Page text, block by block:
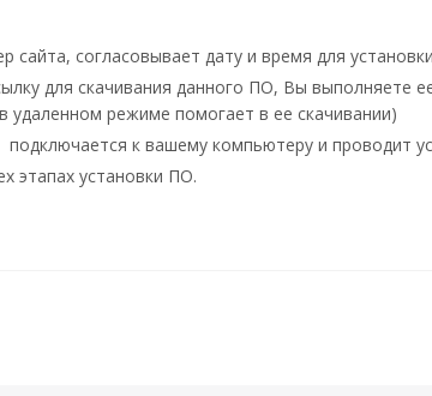
сайта, согласовывает дату и время для
для скачивания данного ПО, Вы выполняете
удаленном режиме помогает в ее скачивании)
к вашему компьютеру и проводит
этапах установки ПО.